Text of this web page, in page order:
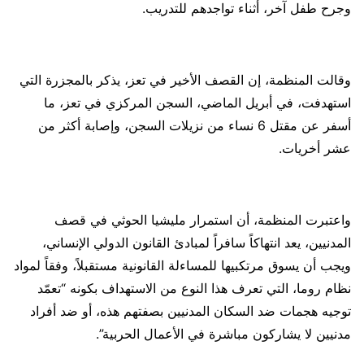
وجرح طفل آخر، أثناء تواجدهم للتدريب.
وقالت المنظمة، إن القصف الأخير في تعز، يذكر بالمجزرة التي
استهدفت، في أبريل الماضي، السجن المركزي في تعز، ما
أسفر عن مقتل 6 نساء من نزيلات السجن، وإصابة أكثر من
عشر أخريات.
واعتبرت المنظمة، أن استمرار مليشيا الحوثي في قصف
المدنيين، يعد انتهاكاً سافراً لمبادئ القانون الدولي الإنساني،
ويجب أن يسوق مرتكبيها للمساءلة القانونية مستقبلاً، وفقاً لمواد
نظام روما، التي تعرف هذا النوع من الاستهداف بكونه “تعمّد
توجيه هجمات ضد السكان المدنيين بصفتهم هذه، أو ضد أفراد
مدنيين لا يشاركون مباشرة في الأعمال الحربية”.